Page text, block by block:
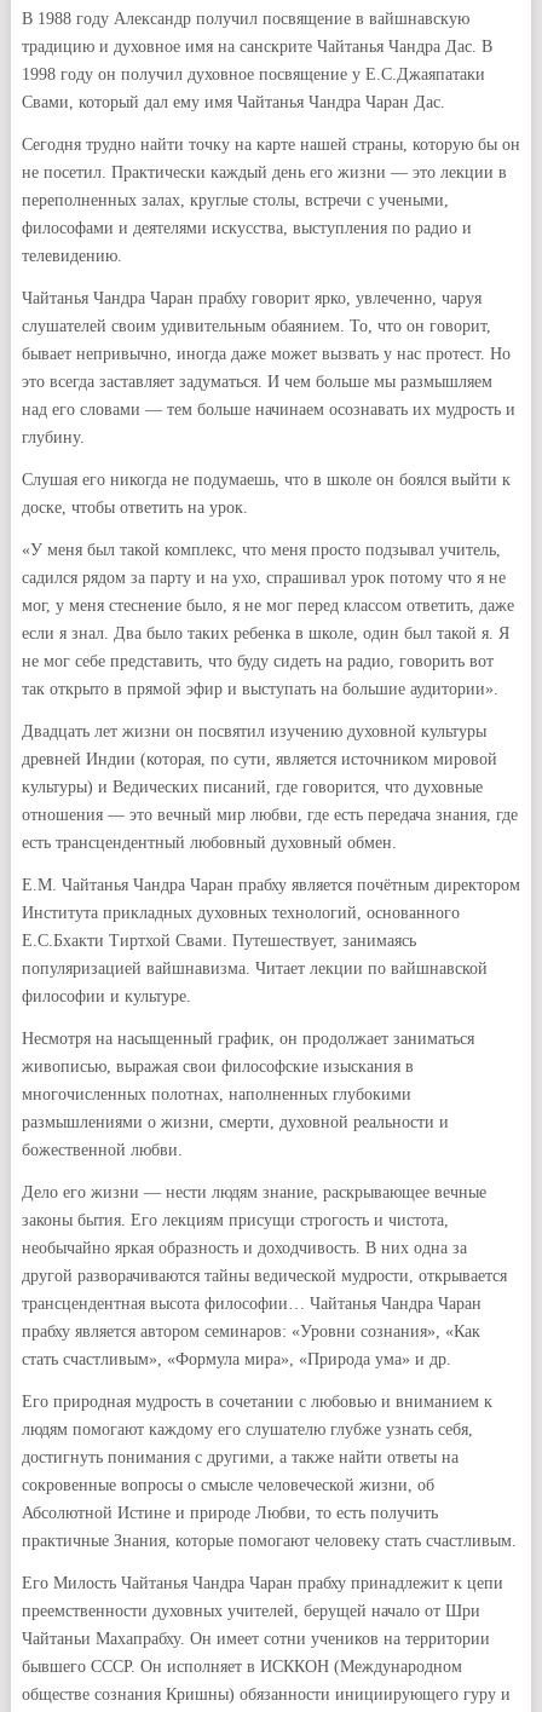
В 1988 году Александр получил посвящение в вайшнавскую
традицию и духовное имя на санскрите Чайтанья Чандра Дас. В
1998 году он получил духовное посвящение у Е.С.Джаяпатаки
Свами, который дал ему имя Чайтанья Чандра Чаран Дас.
Сегодня трудно найти точку на карте нашей страны, которую бы он
не посетил. Практически каждый день его жизни — это лекции в
переполненных залах, круглые столы, встречи с учеными,
философами и деятелями искусства, выступления по радио и
телевидению.
Чайтанья Чандра Чаран прабху говорит ярко, увлеченно, чаруя
слушателей своим удивительным обаянием. То, что он говорит,
бывает непривычно, иногда даже может вызвать у нас протест. Но
это всегда заставляет задуматься. И чем больше мы размышляем
над его словами — тем больше начинаем осознавать их мудрость и
глубину.
Слушая его никогда не подумаешь, что в школе он боялся выйти к
доске, чтобы ответить на урок.
«У меня был такой комплекс, что меня просто подзывал учитель,
садился рядом за парту и на ухо, спрашивал урок потому что я не
мог, у меня стеснение было, я не мог перед классом ответить, даже
если я знал. Два было таких ребенка в школе, один был такой я. Я
не мог себе представить, что буду сидеть на радио, говорить вот
так открыто в прямой эфир и выступать на большие аудитории».
Двадцать лет жизни он посвятил изучению духовной культуры
древней Индии (которая, по сути, является источником мировой
культуры) и Ведических писаний, где говорится, что духовные
отношения — это вечный мир любви, где есть передача знания, где
есть трансцендентный любовный духовный обмен.
Е.М. Чайтанья Чандра Чаран прабху является почётным директором
Института прикладных духовных технологий, основанного
Е.С.Бхакти Тиртхой Свами. Путешествует, занимаясь
популяризацией вайшнавизма. Читает лекции по вайшнавской
философии и культуре.
Несмотря на насыщенный график, он продолжает заниматься
живописью, выражая свои философские изыскания в
многочисленных полотнах, наполненных глубокими
размышлениями о жизни, смерти, духовной реальности и
божественной любви.
Дело его жизни — нести людям знание, раскрывающее вечные
законы бытия. Его лекциям присущи строгость и чистота,
необычайно яркая образность и доходчивость. В них одна за
другой разворачиваются тайны ведической мудрости, открывается
трансцендентная высота философии… Чайтанья Чандра Чаран
прабху является автором семинаров: «Уровни сознания», «Как
стать счастливым», «Формула мира», «Природа ума» и др.
Его природная мудрость в сочетании с любовью и вниманием к
людям помогают каждому его слушателю глубже узнать себя,
достигнуть понимания с другими, а также найти ответы на
сокровенные вопросы о смысле человеческой жизни, об
Абсолютной Истине и природе Любви, то есть получить
практичные Знания, которые помогают человеку стать счастливым.
Его Милость Чайтанья Чандра Чаран прабху принадлежит к цепи
преемственности духовных учителей, берущей начало от Шри
Чайтаньи Махапрабху. Он имеет сотни учеников на территории
бывшего СССР. Он исполняет в ИСККОН (Международном
обществе сознания Кришны) обязанности инициирующего гуру и